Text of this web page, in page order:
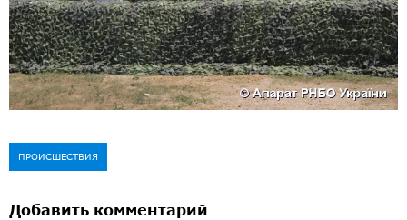
ПРОИСШЕСТВИЯ
Добавить комментарий